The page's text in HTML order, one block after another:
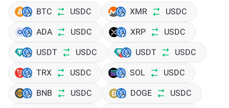
BTC USDC XMR USDC
ADA USDC XRP USDC
USDT USDC USDT USDC
TRX USDC SOL USDC
BNB USDC DOGE USDC